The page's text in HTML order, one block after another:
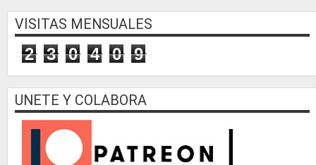
VISITAS MENSUALES
2 3 0 4 0 9
UNETE Y COLABORA